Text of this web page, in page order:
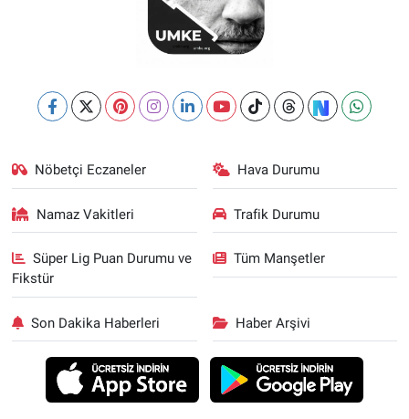
Nöbetçi Eczaneler Hava Durumu
Namaz Vakitleri Trafik Durumu
Süper Lig Puan Durumu ve
Fikstür
Tüm Manşetler
Son Dakika Haberleri Haber Arşivi